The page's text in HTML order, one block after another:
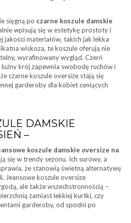
sięgną po czarne koszule damskie
wpisują się w estetykę prostoty i
jakości materiałów, takich jak lekka
wiskoza, te koszule oferują nie
wyrafinowany wygląd. Czerń
luźny krój zapewnia swobodę ruchów i
czarne koszule oversize stają się
garderoby dla kobiet ceniących
DAMSKIE
–
koszule damskie oversize na
się w trendy sezonu. Ich surowy, a
że stanowią świetną alternatywę
Jeansowe koszule oversize
ale także wszechstronnością –
zamiast lekkiej kurtki, czy
garderoby, od spodni po